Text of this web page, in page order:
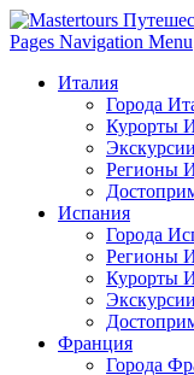
Pages Navigation Menu
Италия
Города
Курорты
Регионы
Испания
Города
Регионы
Курорты
Франция
Города